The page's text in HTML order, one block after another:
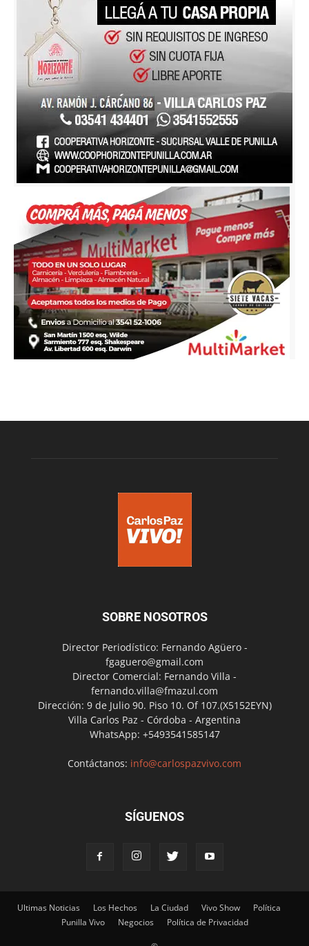
SOBRE NOSOTROS
Director Periodístico: Fernando Agüero -
fgaguero@gmail.com
Director Comercial: Fernando Villa -
fernando.villa@fmazul.com
Dirección: 9 de Julio 90. Piso 10. Of 107.(X5152EYN)
Villa Carlos Paz - Córdoba - Argentina
WhatsApp: +5493541585147
Contáctanos: info@carlospazvivo.com
SÍGUENOS
Ultimas Noticias Los Hechos La Ciudad Vivo Show
Política
Punilla Vivo
Negocios Política de Privacidad